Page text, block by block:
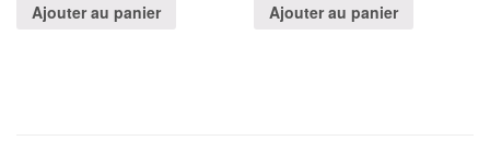
Ajouter au panier Ajouter au panier